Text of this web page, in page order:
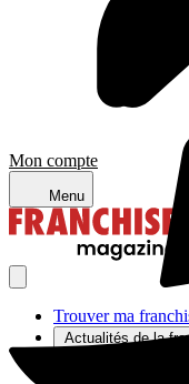
Mon compte
Menu
Trouver ma
Actualités de la